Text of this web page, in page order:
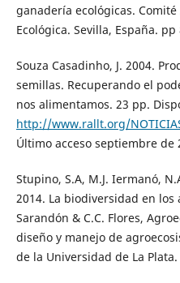
ganadería ecológicas.
Ecológica. Sevilla, España. pp
Souza Casadinho, J. 2004.
semillas. Recuperando el
nos alimentamos. 23 pp.
http://www.rallt.org/
Último acceso septiembre de
Stupino, S.A, M.J. Iermanó,
2014. La biodiversidad en los
Sarandón & C.C. Flores,
diseño y manejo de
de la Universidad de La